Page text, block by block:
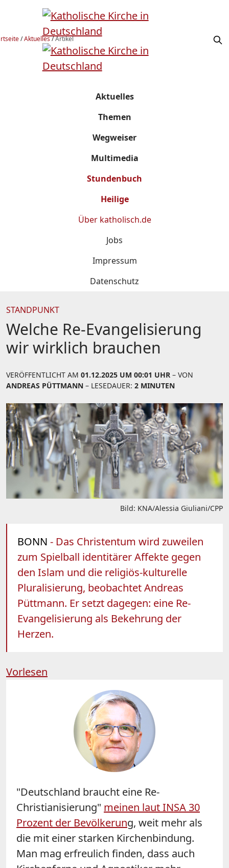
/Aktuelles/Artikel
Aktuelles
Themen
Wegweiser
Multimedia
Stundenbuch
Heilige
Über katholisch.de
Jobs
Impressum
Datenschutz
STANDPUNKT
Welche Re-Evangelisierung
wir wirklich brauchen
VERÖFFENTLICHT AM 01.12.2025 UM 00:01 UHR – VON
ANDREAS PÜTTMANN – LESEDAUER: 2 MINUTEN
Bild: KNA/Alessia Giuliani/CPP
BONN - Das Christentum wird zuweilen
zum Spielball identitärer Affekte gegen
den Islam und die religiös-kulturelle
Pluralisierung, beobachtet Andreas
Püttmann. Er setzt dagegen: eine Re-
Evangelisierung als Bekehrung der
Herzen.
Vorlesen
"Deutschland braucht eine Re-
Christianisierung" meinen laut INSA 30
Prozent der Bevölkerung, weit mehr als
die mit einer starken Kirchenbindung.
Man mag erfreulich finden, dass auch